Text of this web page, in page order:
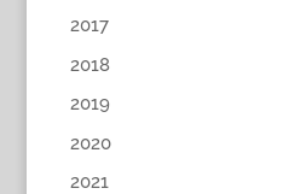
2017
2018
2019
2020
2021